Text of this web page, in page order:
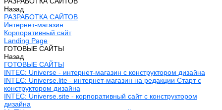
Назад
РАЗРАБОТКА САЙТОВ
Интернет-магазин
Корпоративный сайт
Landing Page
ГОТОВЫЕ САЙТЫ
Назад
ГОТОВЫЕ САЙТЫ
INTEC: Universe - интернет-магазин с конструктором дизайна
INTEC: Universe.lite - интернет-магазин на редакции Старт с
конструктором дизайна
INTEC: Universe.site - корпоративный сайт с конструктором
дизайна